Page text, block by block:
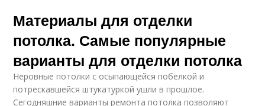
Материалы для отделки
потолка. Самые популярные
варианты для отделки потолка
Неровные потолки с осыпающейся побелкой и
потрескавшейся штукатуркой ушли в прошлое.
Сегодняшние варианты ремонта потолка позволяют